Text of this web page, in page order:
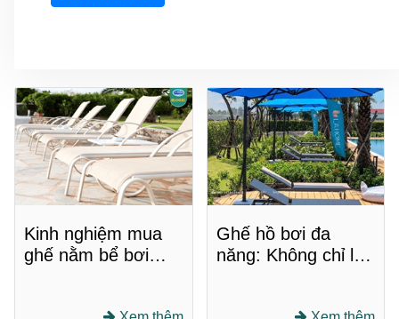
Kinh nghiệm mua
ghế nằm bể bơi
Ghế hồ bơi đa
năng: Không chỉ là